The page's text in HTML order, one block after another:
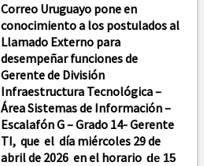
Correo Uruguayo pone en
conocimiento a los postulados al
Llamado Externo para
desempeñar funciones de
Gerente de División
Infraestructura Tecnológica –
Área Sistemas de Información –
Escalafón G – Grado 14- Gerente
TI, que el día miércoles 29 de
abril de 2026 en el horario de 15